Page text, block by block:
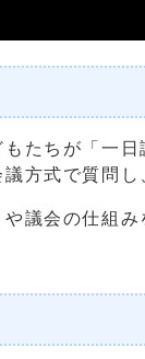
たちが「一
方式で質問
議会の仕組